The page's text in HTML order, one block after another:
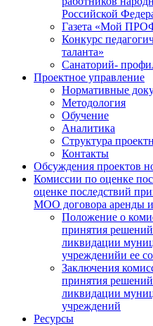
Российской
Газета «Мой
Конкурс
таланта»
Санаторий-
Проектное управление
Нормативные
Методология
Обучение
Аналитика
Структура
Контакты
Обсуждения проектов
Комиссии по оценке
оценке последствий
МОО договора аренды и
Положение о
принятия
ликвидации
учрежденийи ее
Заключения
принятия
ликвидации
учреждений
Ресурсы